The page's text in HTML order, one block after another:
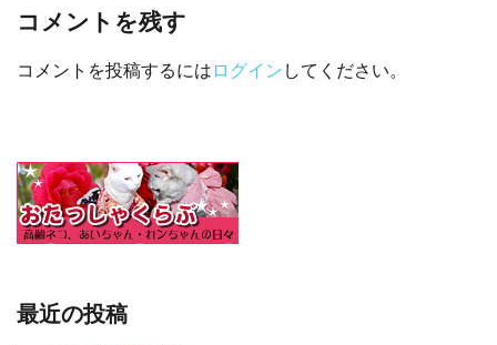
コメントを残す
コメントを投稿するには ログイン してください。
最近の投稿